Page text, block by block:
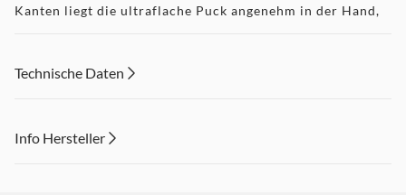
Kanten liegt die ultraflache Puck angenehm in der Hand,
Verbindungsmöglichkeiten: Über den integrierten USB-
Technische Daten
Info Hersteller